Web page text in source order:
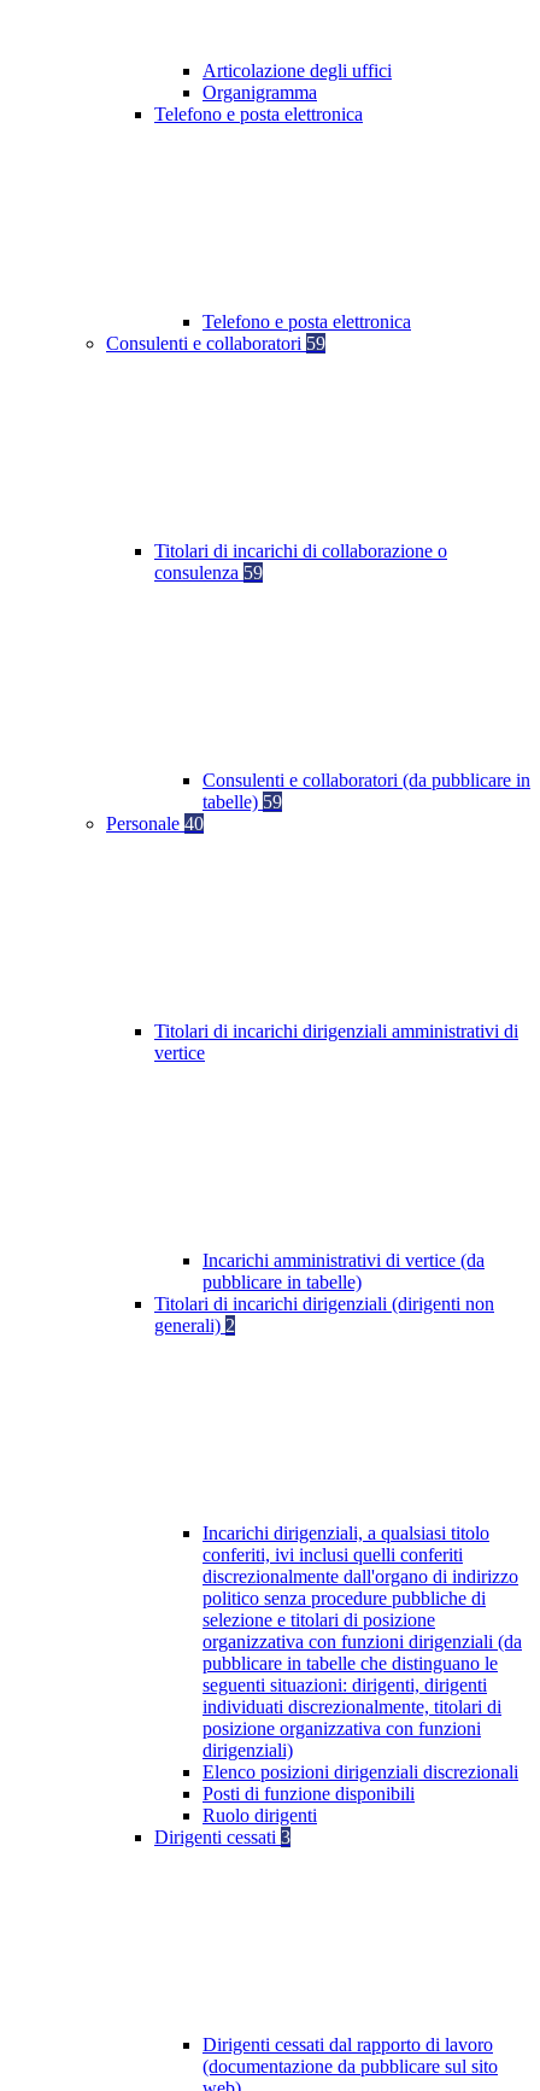
Articolazione degli uffici
Organigramma
Telefono e posta elettronica
Telefono e posta elettronica
Consulenti e collaboratori 59
Titolari di incarichi di collaborazione o
consulenza 59
Consulenti e collaboratori (da pubblicare in
tabelle) 59
Personale 40
Titolari di incarichi dirigenziali amministrativi di
vertice
Incarichi amministrativi di vertice (da
pubblicare in tabelle)
Titolari di incarichi dirigenziali (dirigenti non
generali) 2
Incarichi dirigenziali, a qualsiasi titolo
conferiti, ivi inclusi quelli conferiti
discrezionalmente dall'organo di indirizzo
politico senza procedure pubbliche di
selezione e titolari di posizione
organizzativa con funzioni dirigenziali (da
pubblicare in tabelle che distinguano le
seguenti situazioni: dirigenti, dirigenti
individuati discrezionalmente, titolari di
posizione organizzativa con funzioni
dirigenziali)
Elenco posizioni dirigenziali discrezionali
Posti di funzione disponibili
Ruolo dirigenti
Dirigenti cessati 3
Dirigenti cessati dal rapporto di lavoro
(documentazione da pubblicare sul sito